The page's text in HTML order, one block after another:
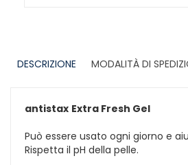
DESCRIZIONE
MODALITÀ DI
antistax Extra Fresh Gel
Può essere usato ogni giorno e
Rispetta il pH della pelle.